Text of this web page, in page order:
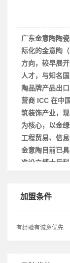
广东金意陶陶
际化的金意陶
方向，较早展
人才，与知名
陶品牌产品出
营商 ICC 在中
筑装饰产业，
为核心，以金
工程贸易、信
金意陶目前已
准设立博士后
先荣获中国“绿
加盟条件
有经验有诚意优先